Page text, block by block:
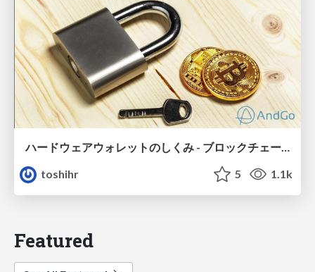
ハードウェアウォレットのしくみ - ブロックチェーンサービスのセキュリティを考える -
toshihr
5 1.1k
Featured